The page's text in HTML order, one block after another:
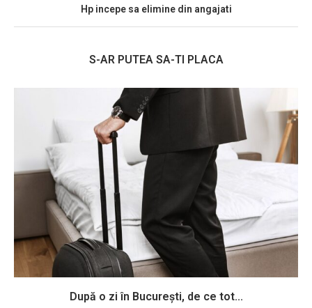
Hp incepe sa elimine din angajati
S-AR PUTEA SA-TI PLACA
După o zi în București, de ce tot...